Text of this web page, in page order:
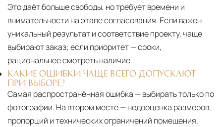
Это даёт больше свободы, но требует времени и
внимательности на этапе согласования. Если важен
уникальный результат и соответствие проекту, чаще
выбирают заказ; если приоритет — сроки,
рациональнее смотреть наличие.
КАКИЕ ОШИБКИ ЧАЩЕ ВСЕГО ДОПУСКАЮТ
ПРИ ВЫБОРЕ?
Самая распространённая ошибка — выбирать только по
фотографии. На втором месте — недооценка размеров,
пропорций и технических ограничений помещения.